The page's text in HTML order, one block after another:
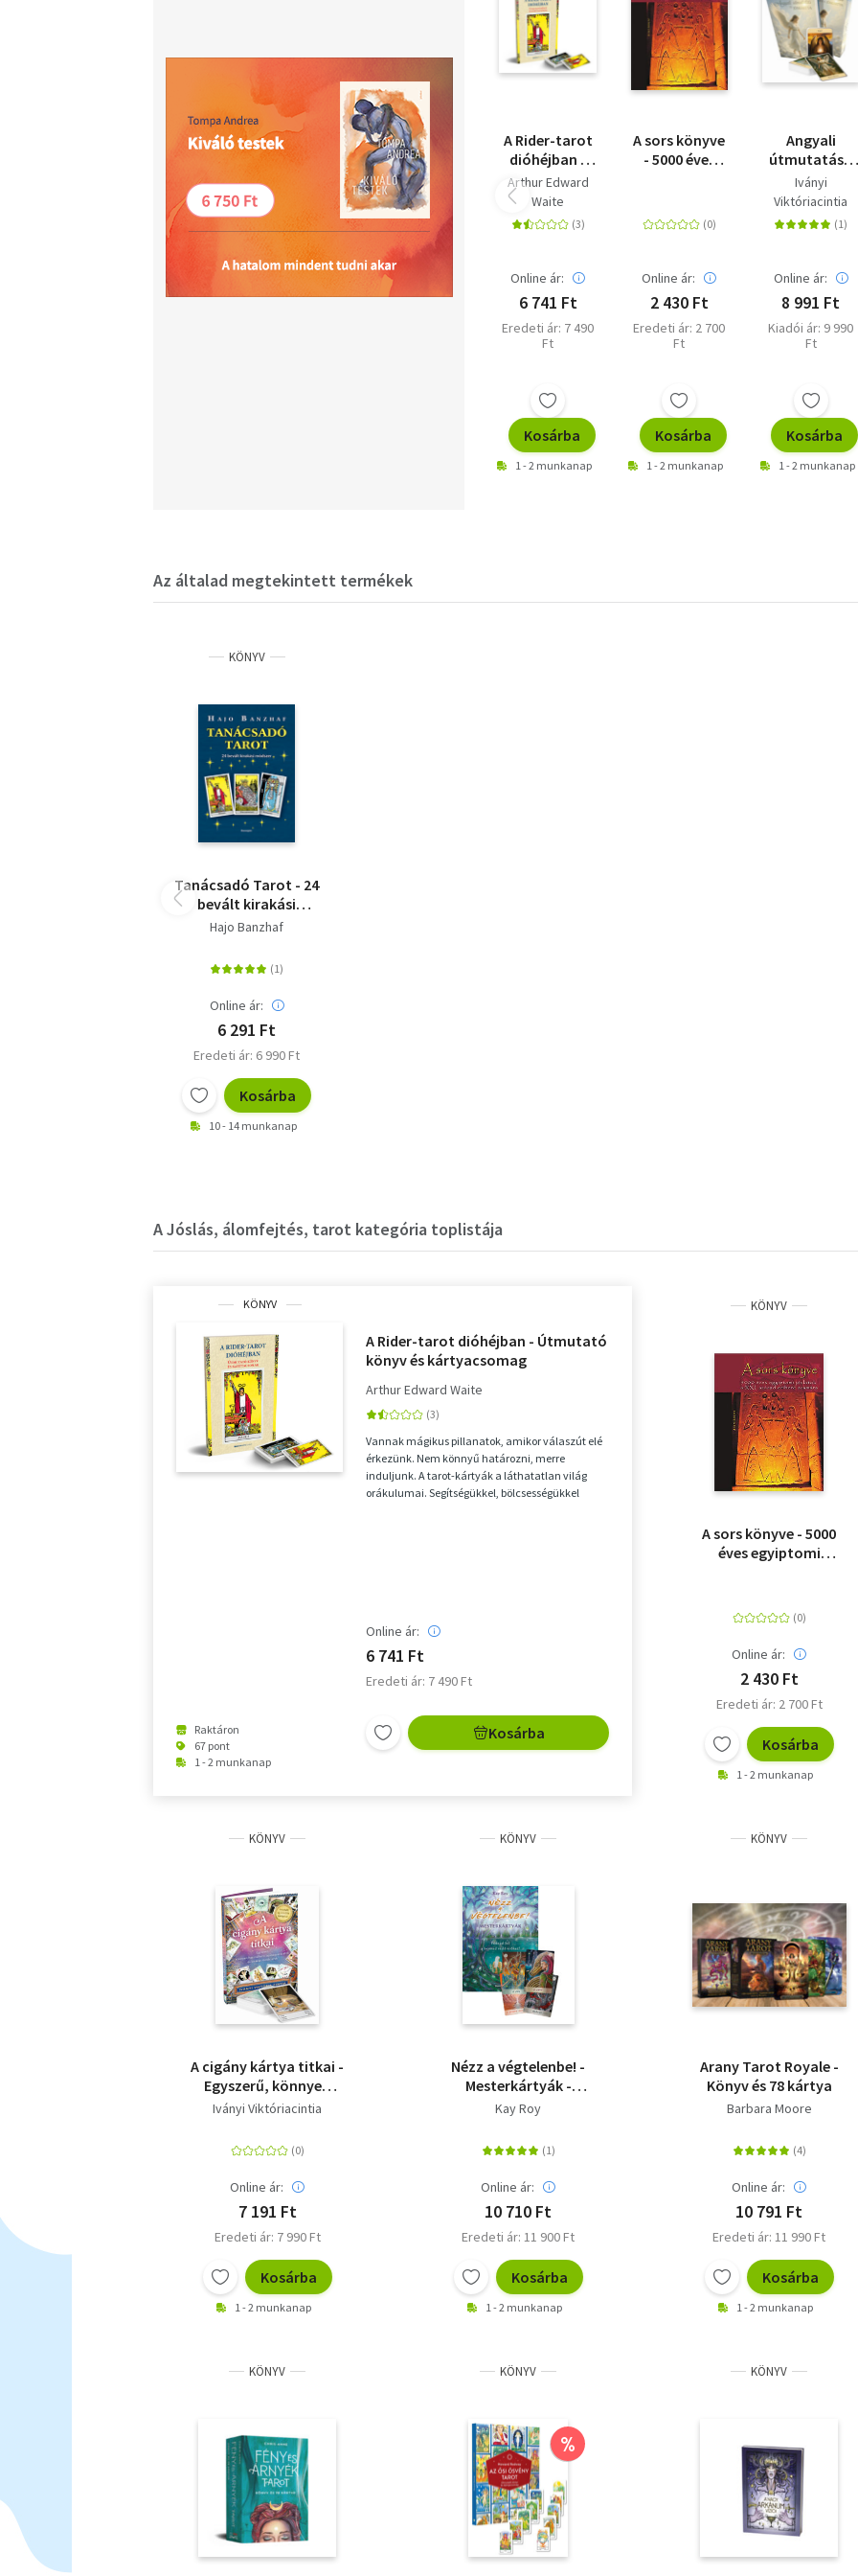
mely Tarot-lap jelentéstartalma vonatkozik ránk leginkább.
A Rider-tarot
dióhéjban -
Útmutató
könyv és
kártyacsomag
Arthur Edward
Waite
Online ár:
6 741 Ft
Eredeti ár: 7 490
Ft
Kosárba
1 - 2 munkanap
A sors könyve
- 5000 éves
század
embere
Online ár:
2 430 Ft
Eredeti ár: 2 700
Ft
Kosárba
1 - 2 munkanap
Angyali
útmutatás -
könyv és
jóskártya
Iványi
Viktóriacintia
Online ár:
8 991 Ft
Kiadói ár: 9 990
Ft
Kosárba
1 - 2 munkanap
Az általad megtekintett termékek
KÖNYV
Tanácsadó Tarot - 24
bevált kirakási
módszer
Hajo Banzhaf
Online ár:
6 291 Ft
Eredeti ár: 6 990 Ft
Kosárba
10 - 14 munkanap
A Jóslás, álomfejtés, tarot kategória toplistája
KÖNYV
Raktáron
67 pont
1 - 2 munkanap
A Rider-tarot dióhéjban - Útmutató
könyv és kártyacsomag
Arthur Edward Waite
Vannak mágikus pillanatok, amikor válaszút elé
érkezünk. Nem könnyű határozni, merre
induljunk. A tarot-kártyák a láthatatlan világ
orákulumai. Segítségükkel, bölcsességükkel
Online ár:
6 741 Ft
Eredeti ár: 7 490 Ft
Kosárba
KÖNYV
A sors könyve - 5000
éves egyiptomi
Online ár:
2 430 Ft
Eredeti ár: 2 700 Ft
Kosárba
1 - 2 munkanap
KÖNYV
A cigány kártya titkai -
Egyszerű, könnyen
használható
kirakási módszerek
Iványi Viktóriacintia
Online ár:
7 191 Ft
Eredeti ár: 7 990 Ft
Kosárba
1 - 2 munkanap
KÖNYV
Nézz a végtelenbe! -
Mesterkártyák -
Fedezd fel a benned
Kay Roy
Online ár:
10 710 Ft
Eredeti ár: 11 900 Ft
Kosárba
1 - 2 munkanap
KÖNYV
Arany Tarot Royale -
Könyv és 78 kártya
Barbara Moore
Online ár:
10 791 Ft
Eredeti ár: 11 990 Ft
Kosárba
1 - 2 munkanap
KÖNYV KÖNYV
%
KÖNYV